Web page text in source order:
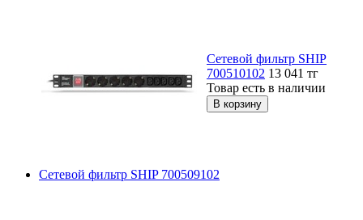
Сетевой фильтр SHIP
700510102 13 041 тг
Товар есть в наличии
Сетевой фильтр SHIP 700509102